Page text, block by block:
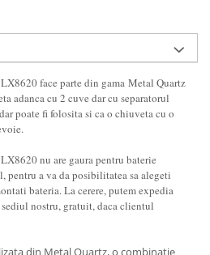
face parte din gama Metal Quartz
adanca cu 2 cuve dar cu separatorul
poate fi folosita si ca o chiuveta cu o
nu are gaura pentru baterie
pentru a va da posibilitatea sa alegeti
bateria. La cerere, putem expedia
nostru, gratuit, daca clientul
din Metal Quartz, o combinatie